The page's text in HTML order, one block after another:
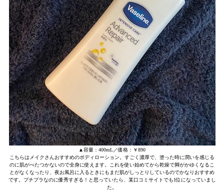
▲容量：400mL／価格：￥890
こちらはメイクさんおすすめのボディローション。すごく濃厚で、塗った時に潤いを感じる
のに肌がべたつかないので全身に使えます。これを使い始めてから乾燥で脚がかゆくなるこ
とがなくなったり、夜お風呂に入るときにもまだ肌がしっとりしているのでかなりおすすめ
です。プチプラなのに優秀すぎる！と思っていたら、某口コミサイトでも1位になっていまし
た。